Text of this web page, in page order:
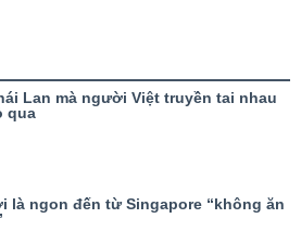
Lan mà người Việt truyền tai nhau
qua
là ngon đến từ Singapore “không ăn